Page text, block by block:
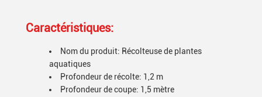
Caractéristiques:
Nom du produit: Récolteuse de plantes
aquatiques
Profondeur de récolte: 1,2 m
Profondeur de coupe: 1,5 mètre